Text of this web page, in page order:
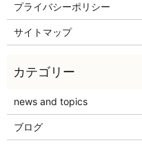
プライバシーポリシー
サイトマップ
news and topics
ブログ